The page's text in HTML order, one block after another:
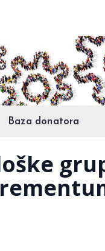
Baza donatora